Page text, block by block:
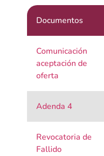
Documentos
Comunicación
aceptación de
oferta
Adenda 4
Revocatoria de
Fallido